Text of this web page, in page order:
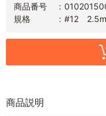
商品番号
規格
#12
商品説明